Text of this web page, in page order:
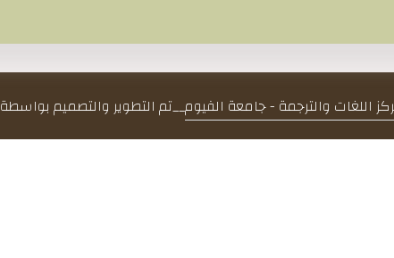
اللغات والترجمة - جامعة الفيوم__تم التطوير والتصميم بواسطة